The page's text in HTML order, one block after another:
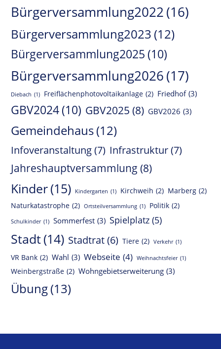
Bürgerversammlung2022 (16)
Bürgerversammlung2023 (12)
Bürgerversammlung2025 (10)
Bürgerversammlung2026(17)
Diebach (1) Freiflächenphotovoltaikanlage (2) Friedhof (3)
GBV2024(10) GBV2025 (8) GBV2026 (3)
Gemeindehaus(12)
Infoveranstaltung(7) Infrastruktur(7)
Jahreshauptversammlung (8)
Kinder(15) Kindergarten (1) Kirchweih (2) Marberg (2)
Naturkatastrophe (2) Ortsteilversammlung (1) Politik (2)
Schulkinder (1) Sommerfest (3) Spielplatz (5)
Stadt(14) Stadtrat (6) Tiere (2) Verkehr (1)
VR Bank (2) Wahl (3) Webseite (4) Weihnachtsfeier (1)
Weinbergstraße (2) Wohngebietserweiterung (3)
Übung(13)